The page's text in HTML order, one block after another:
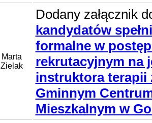
Marta
Zielak
Dodany załącznik
kandydatów
formalne w
rekrutacyjnym na
instruktora terapii
Gminnym
Mieszkalnym w